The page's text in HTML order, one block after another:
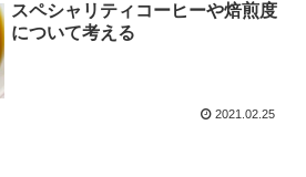
スペシャリティコーヒーや焙煎度
について考える
2021.02.25